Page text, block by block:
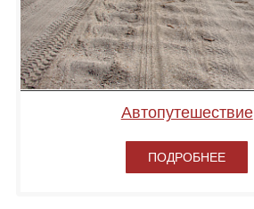
Автопутешествие
ПОДРОБНЕЕ